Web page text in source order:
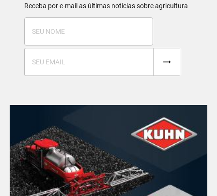
Receba por e-mail as últimas notícias sobre agricultura